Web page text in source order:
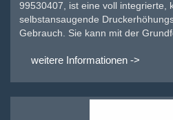
99530407, ist eine voll integrierte,
selbstansaugende
Gebrauch. Sie kann mit der
weitere Informationen ->